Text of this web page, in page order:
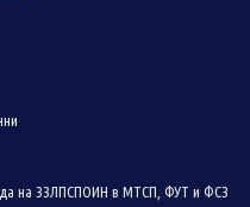
на ЗЗЛПСПОИН в МТСП, ФУТ и ФСЗ